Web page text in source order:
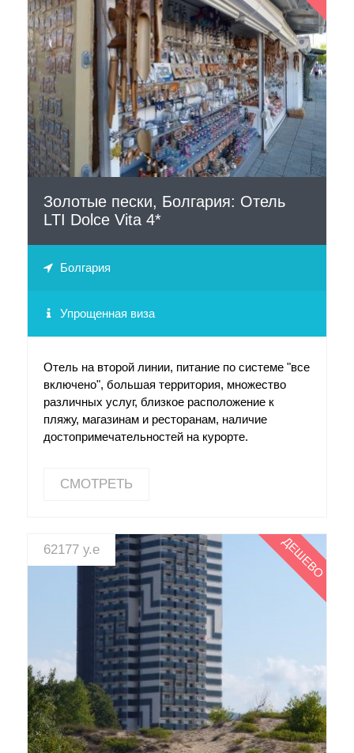
СМОТРЕТЬ
Золотые пески, Болгария: Отель
LTI Dolce Vita 4*
Болгария
Упрощенная виза
Отель на второй линии, питание по системе "все
включено", большая территория, множество
различных услуг, близкое расположение к
пляжу, магазинам и ресторанам, наличие
достопримечательностей на курорте.
СМОТРЕТЬ
ДЕШЕВО
62177 у.е
СМОТРЕТЬ